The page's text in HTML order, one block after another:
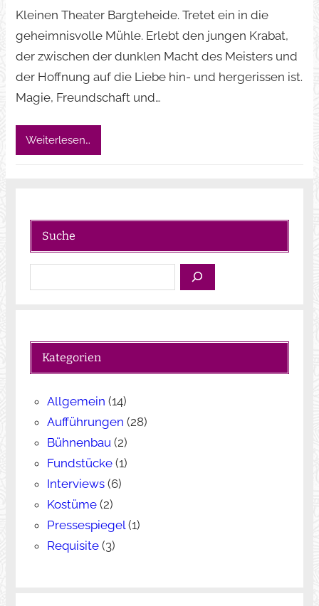
Kleinen Theater Bargteheide. Tretet ein in die
geheimnisvolle Mühle. Erlebt den jungen Krabat,
der zwischen der dunklen Macht des Meisters und
der Hoffnung auf die Liebe hin- und hergerissen ist.
Magie, Freundschaft und…
Weiterlesen…
Suche
u
n
Kategorien
Allgemein (14)
Aufführungen (28)
Bühnenbau (2)
Fundstücke(1)
Interviews(6)
Kostüme(2)
Pressespiegel (1)
Requisite(3)